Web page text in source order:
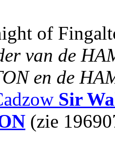
of
van de
en de
Sir
(zie